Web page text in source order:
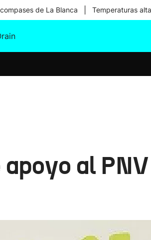
de La Blanca Temperaturas
al